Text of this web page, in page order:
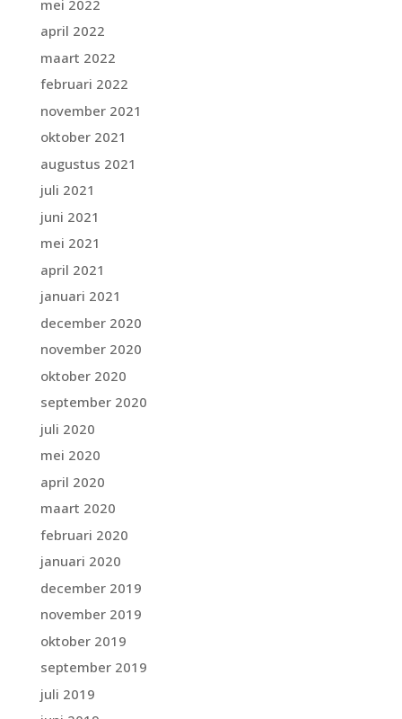
mei 2022
april 2022
maart 2022
februari 2022
november 2021
oktober 2021
augustus 2021
juli 2021
juni 2021
mei 2021
april 2021
januari 2021
december 2020
november 2020
oktober 2020
september 2020
juli 2020
mei 2020
april 2020
maart 2020
februari 2020
januari 2020
december 2019
november 2019
oktober 2019
september 2019
juli 2019